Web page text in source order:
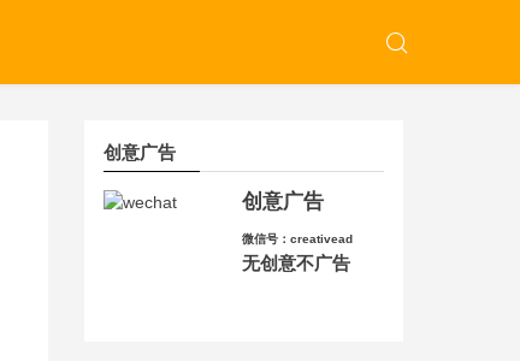
创意广告
创意广告
微信号：creativead
无创意不广告